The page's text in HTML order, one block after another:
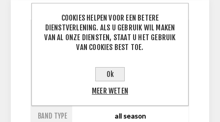
BREEDTE
265J
BAND TYPE all season
COOKIES HELPEN VOOR EEN BETERE
DIENSTVERLENING. ALS U GEBRUIK WIL MAKEN
VAN AL ONZE DIENSTEN, STAAT U HET GEBRUIK
VAN COOKIES BEST TOE.
Ok
MEER WETEN